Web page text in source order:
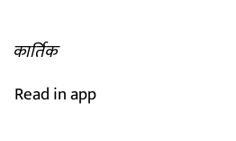
कार्तिक
Read in app